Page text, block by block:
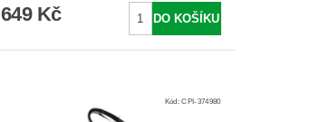
649 Kč
Kód:CPI-374980